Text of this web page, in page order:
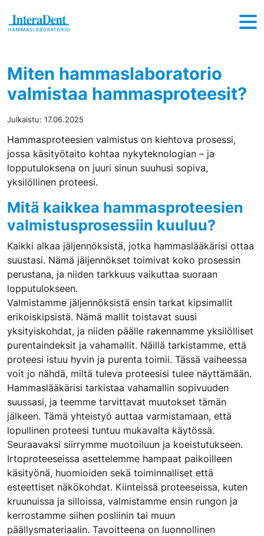
Miten hammaslaboratorio
valmistaa hammasproteesit?
Julkaistu: 17.06.2025
Hammasproteesien valmistus on kiehtova prosessi,
jossa käsityötaito kohtaa nykyteknologian – ja
lopputuloksena on juuri sinun suuhusi sopiva,
yksilöllinen proteesi.
Mitä kaikkea hammasproteesien
valmistusprosessiin kuuluu?
Kaikki alkaa jäljennöksistä, jotka hammaslääkärisi ottaa
suustasi. Nämä jäljennökset toimivat koko prosessin
perustana, ja niiden tarkkuus vaikuttaa suoraan
lopputulokseen.
Valmistamme jäljennöksistä ensin tarkat kipsimallit
erikoiskipsistä. Nämä mallit toistavat suusi
yksityiskohdat, ja niiden päälle rakennamme yksilölliset
purentaindeksit ja vahamallit. Näillä tarkistamme, että
proteesi istuu hyvin ja purenta toimii. Tässä vaiheessa
voit jo nähdä, miltä tuleva proteesisi tulee näyttämään.
Hammaslääkärisi tarkistaa vahamallin sopivuuden
suussasi, ja teemme tarvittavat muutokset tämän
jälkeen. Tämä yhteistyö auttaa varmistamaan, että
lopullinen proteesi tuntuu mukavalta käytössä.
Seuraavaksi siirrymme muotoiluun ja koeistutukseen.
Irtoproteeseissa asettelemme hampaat paikoilleen
käsityönä, huomioiden sekä toiminnalliset että
esteettiset näkökohdat. Kiinteissä proteeseissa, kuten
kruunuissa ja silloissa, valmistamme ensin rungon ja
kerrostamme siihen posliinin tai muun
päällysmateriaalin. Tavoitteena on luonnollinen